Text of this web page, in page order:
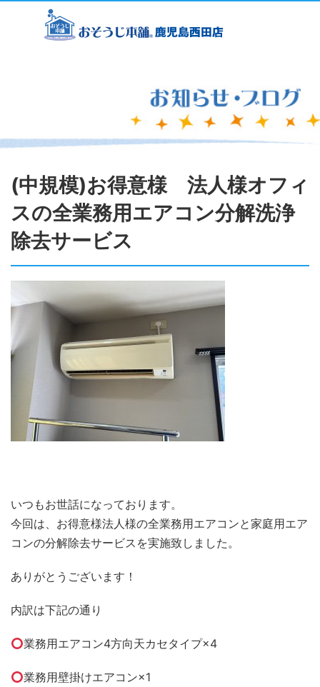
(中規模)お得意様 法人様オフィ
スの全業務用エアコン分解洗浄
除去サービス
いつもお世話になっております。
今回は、お得意様法人様の全業務用エアコンと家庭用エア
コンの分解除去サービスを実施致しました。
ありがとうございます！
内訳は下記の通り
業務用エアコン4方向天カセタイプ×4
業務用壁掛けエアコン×1